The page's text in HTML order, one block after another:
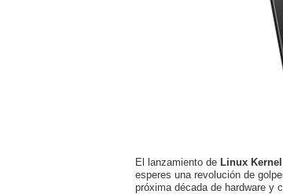
El lanzamiento de Linux
esperes una revolución de
próxima década de hardware y